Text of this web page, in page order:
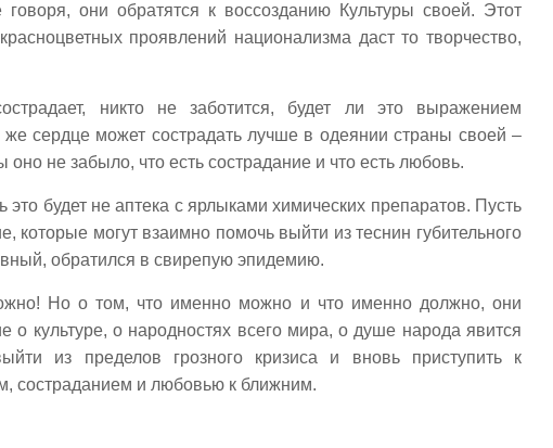
они обратятся к воссозданию Культуры своей. Этот
проявлений национализма даст то творчество,
никто не заботится, будет ли это выражением
сердце может сострадать лучше в одеянии страны своей –
не забыло, что есть сострадание и что есть любовь.
это будет не аптека с ярлыками химических препаратов. Пусть
которые могут взаимно помочь выйти из теснин губительного
обратился в свирепую эпидемию.
Но о том, что именно можно и что именно должно, они
культуре, о народностях всего мира, о душе народа явится
из пределов грозного кризиса и вновь приступить к
состраданием и любовью к ближним.